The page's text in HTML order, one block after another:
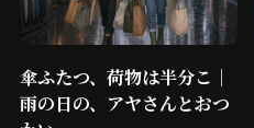
傘ふたつ、荷物は半分こ｜
雨の日の、アヤさんとおつ